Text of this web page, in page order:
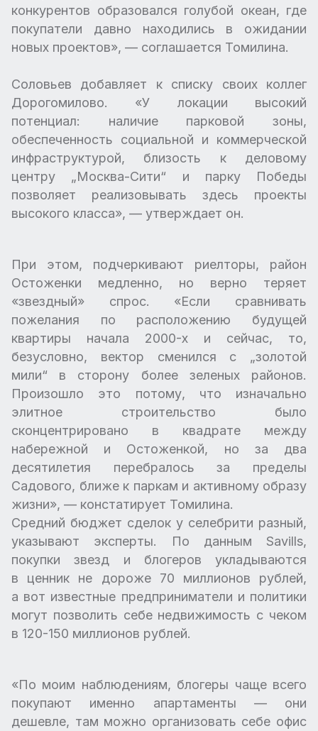
конкурентов образовался голубой океан, где
покупатели давно находились в ожидании
новых проектов», — соглашается Томилина.
Соловьев добавляет к списку своих коллег
Дорогомилово. «У локации высокий
потенциал: наличие парковой зоны,
обеспеченность социальной и коммерческой
инфраструктурой, близость к деловому
центру „Москва-Сити“ и парку Победы
позволяет реализовывать здесь проекты
высокого класса», — утверждает он.
При этом, подчеркивают риелторы, район
Остоженки медленно, но верно теряет
«звездный» спрос. «Если сравнивать
пожелания по расположению будущей
квартиры начала 2000-х и сейчас, то,
безусловно, вектор сменился с „золотой
мили“ в сторону более зеленых районов.
Произошло это потому, что изначально
элитное строительство было
сконцентрировано в квадрате между
набережной и Остоженкой, но за два
десятилетия перебралось за пределы
Садового, ближе к паркам и активному образу
жизни», — констатирует Томилина.
Средний бюджет сделок у селебрити разный,
указывают эксперты. По данным Savills,
покупки звезд и блогеров укладываются
в ценник не дороже 70 миллионов рублей,
а вот известные предприниматели и политики
могут позволить себе недвижимость с чеком
в 120-150 миллионов рублей.
«По моим наблюдениям, блогеры чаще всего
покупают именно апартаменты — они
дешевле, там можно организовать себе офис